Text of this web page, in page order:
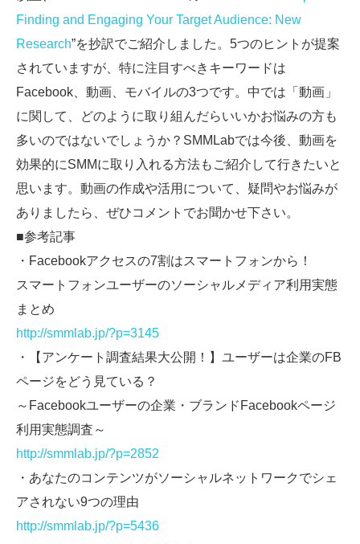
Finding and Engaging Your Target Audience: New
Research”を抄訳でご紹介しました。5つのヒントが提案
されていますが、特に注目すべきキーワードは
Facebook、動画、モバイルの3つです。中では「動画」
に関して、どのように取り組んだらいいかお悩みの方も
多いのではないでしょうか？SMMLabでは今後、動画を
効果的にSMMに取り入れる方法もご紹介して行きたいと
思います。動画の作成や活用について、疑問やお悩みが
ありましたら、ぜひコメントでお聞かせ下さい。
■参考記事
・Facebookアクセスの7割はスマートフォンから！
スマートフォンユーザーのソーシャルメディア利用実態
まとめ
http://smmlab.jp/?p=3145
・【アンケート調査結果大公開！】ユーザーは企業のFB
ページをどう見ている？
～Facebookユーザーの企業・ブランドFacebookページ
利用実態調査～
http://smmlab.jp/?p=2852
・あなたのコンテンツがソーシャルネットワークでシェ
アされない9つの理由
http://smmlab.jp/?p=5436